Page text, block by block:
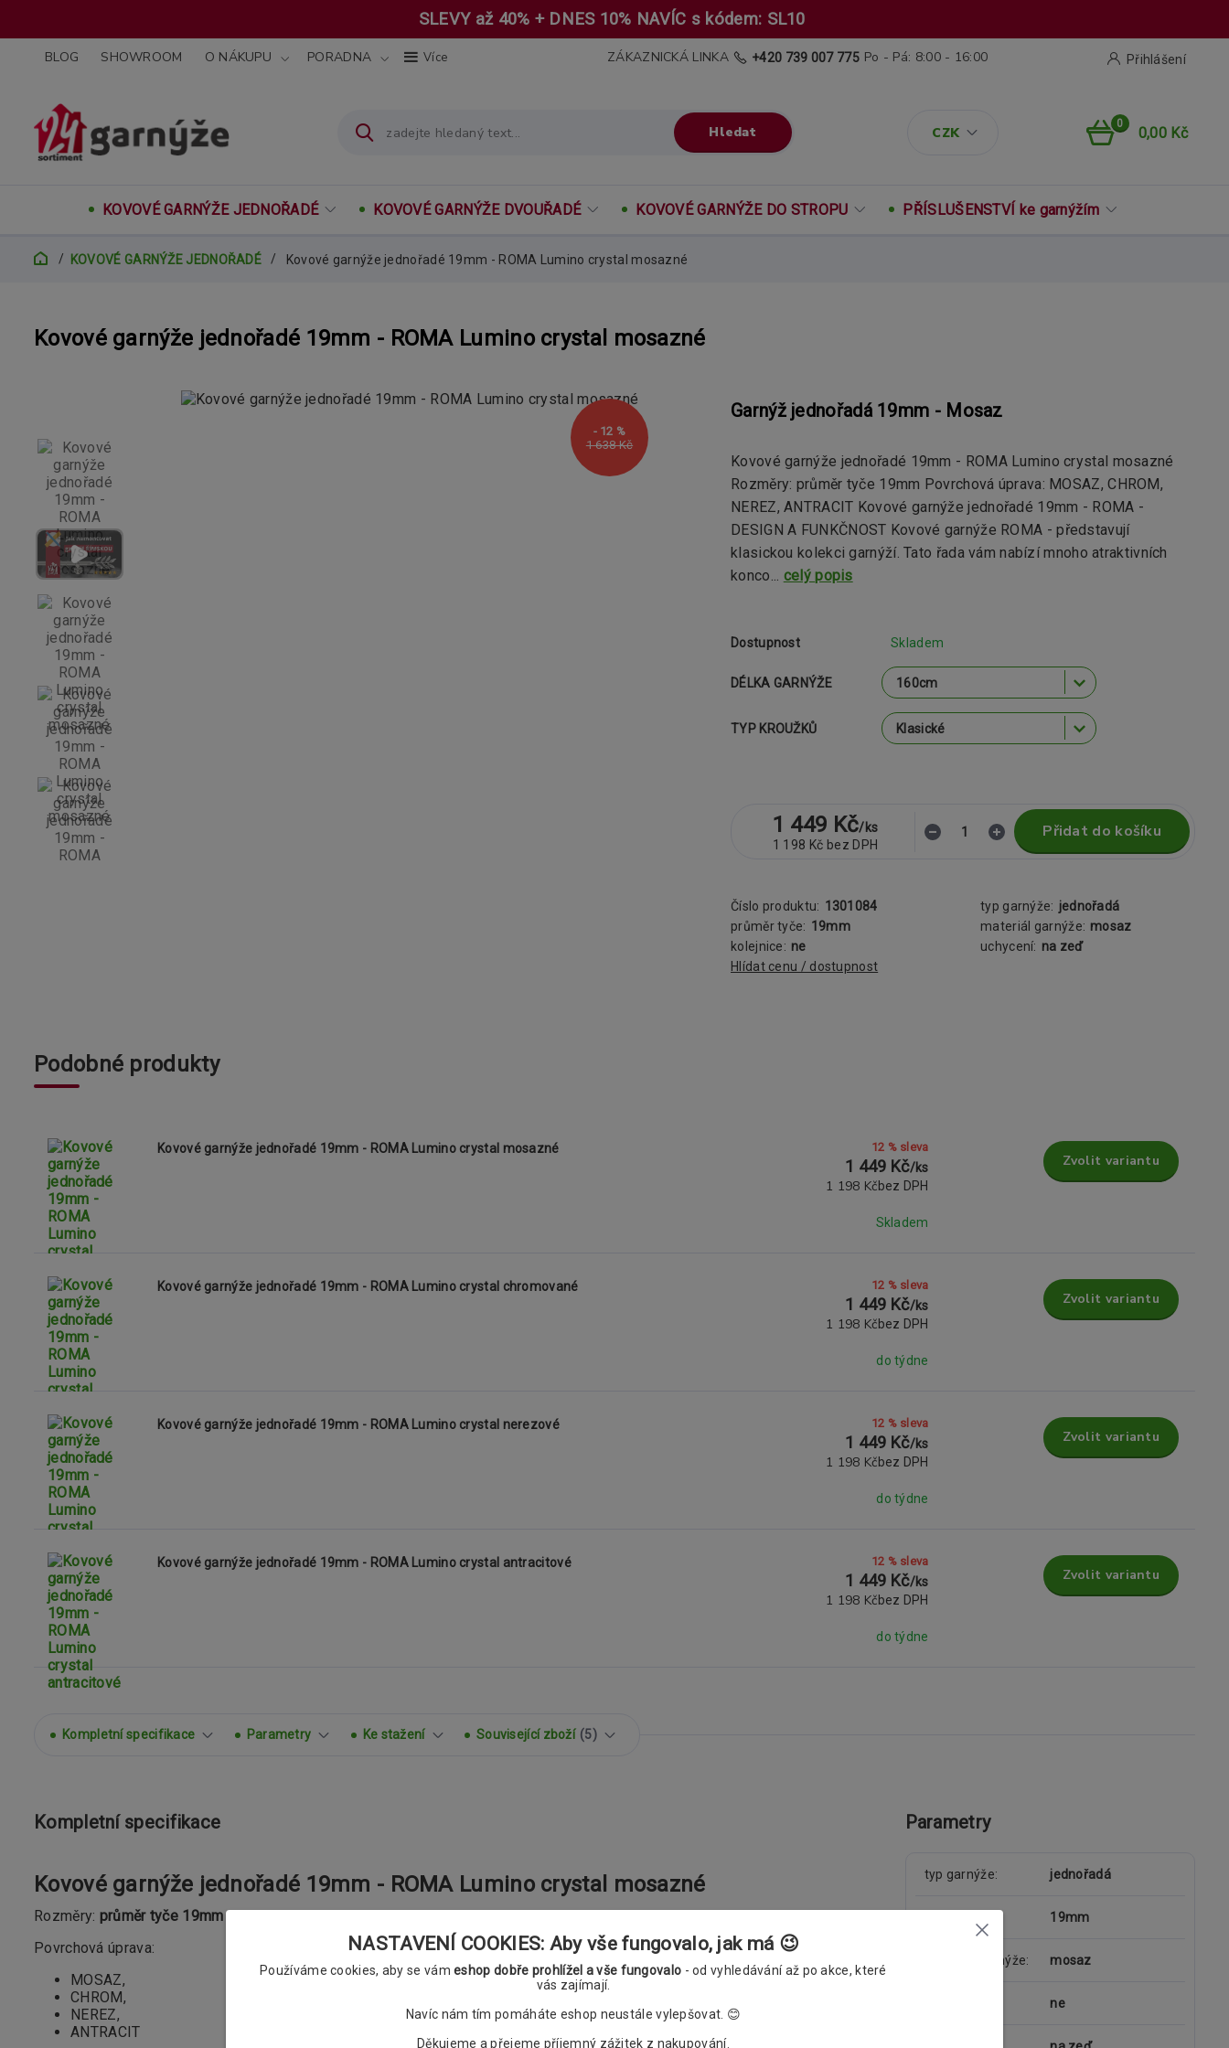
SLEVY až 40% + DNES 10% NAVÍC s kódem: SL10
BLOG SHOWROOM O NÁKUPU PORADNA Více
CZK
Přihlášení
Hledat
ZÁKAZNICKÁ LINKA +420 739 007 775 Po - Pá: 8:00 - 16:00
0
0,00 Kč
KOVOVÉ GARNÝŽE JEDNOŘADÉ KOVOVÉ GARNÝŽE DVOUŘADÉ KOVOVÉ GARNÝŽE DO STROPU PŘÍSLUŠENSTVÍ ke garnýžím
KOVOVÉ GARNÝŽE JEDNOŘADÉ Kovové garnýže jednořadé 19mm - ROMA Lumino crystal mosazné
Kovové garnýže jednořadé 19mm - ROMA Lumino crystal mosazné
1 638 Kč
- 12 %
Garnýž jednořadá 19mm - Mosaz
Kovové garnýže jednořadé 19mm - ROMA Lumino crystal mosazné
Rozměry: průměr tyče 19mm Povrchová úprava: MOSAZ, CHROM,
NEREZ, ANTRACIT Kovové garnýže jednořadé 19mm - ROMA -
DESIGN A FUNKČNOST Kovové garnýže ROMA - představují
klasickou kolekci garnýží. Tato řada vám nabízí mnoho atraktivních
konco... celý popis
Dostupnost Skladem
DÉLKA GARNÝŽE
TYP KROUŽKŮ
1 449 Kč/ks
1 198 Kč bez DPH
Přidat do košíku
Číslo produktu: 1301084 typ garnýže: jednořadá
průměr tyče: 19mm materiál garnýže: mosaz
kolejnice: ne uchycení: na zeď
Hlídat cenu / dostupnost
Podobné produkty
Kovové garnýže jednořadé 19mm - ROMA Lumino crystal mosazné 12 % sleva
1 449 Kč/ks
1 198 Kčbez DPH
Skladem
Zvolit variantu
Kovové garnýže jednořadé 19mm - ROMA Lumino crystal chromované 12 % sleva
1 449 Kč/ks
1 198 Kčbez DPH
do týdne
Zvolit variantu
Kovové garnýže jednořadé 19mm - ROMA Lumino crystal nerezové 12 % sleva
1 449 Kč/ks
1 198 Kčbez DPH
do týdne
Zvolit variantu
Kovové garnýže jednořadé 19mm - ROMA Lumino crystal antracitové 12 % sleva
1 449 Kč/ks
1 198 Kčbez DPH
do týdne
Zvolit variantu
Kompletní specifikace Parametry Ke stažení Související zboží 5
Kompletní specifikace
Kovové garnýže jednořadé 19mm - ROMA Lumino crystal mosazné
Rozměry: průměr tyče 19mm
Povrchová úprava:
MOSAZ,
CHROM,
NEREZ,
ANTRACIT
Parametry
typ garnýže jednořadá
19mm
materiál garnýže mosaz
ne
NASTAVENÍ COOKIES: Aby vše fungovalo, jak má 😉
Používáme cookies, aby se vámeshop dobře prohlížel a vše fungovalo - od vyhledávání až po akce, které
vás zajímají.
Navíc nám tím pomáháte eshop neustále vylepšovat. 😊
Děkujeme a přejeme příjemný zážitek z nakupování.